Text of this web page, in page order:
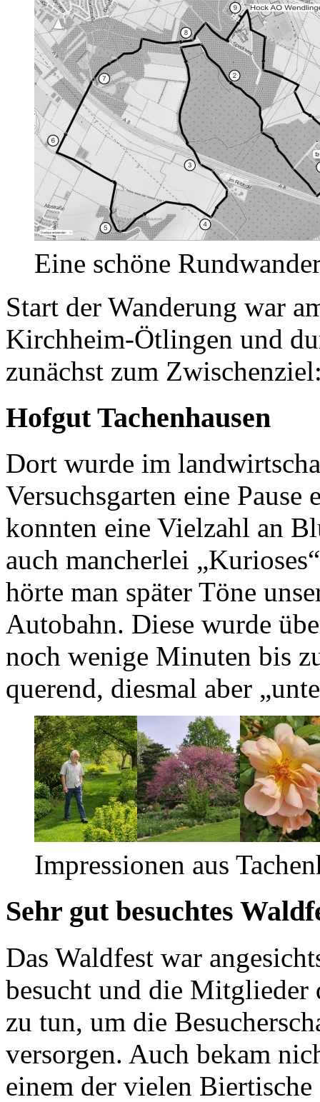
Eine schöne
Start der Wanderung war
Kirchheim-Ötlingen und
zunächst zum
Hofgut Tachenhausen
Dort wurde im
Versuchsgarten eine
konnten eine Vielzahl an
auch mancherlei
Kurioses
hörte man später Töne
Autobahn. Diese wurde
noch wenige Minuten bis
querend, diesmal aber
Impressionen aus
Sehr gut besuchtes
Das Waldfest war
besucht und die Mitglieder
zu tun, um die
versorgen. Auch bekam
einem der vielen